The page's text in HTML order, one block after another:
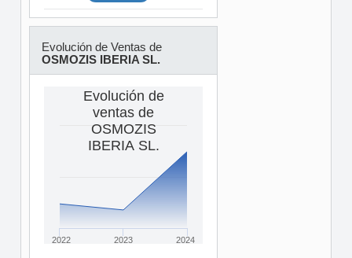
Evolución de Ventas de
OSMOZIS IBERIA SL.
Evolución de
ventas de
OSMOZIS
IBERIA SL.
2022 2023 2024